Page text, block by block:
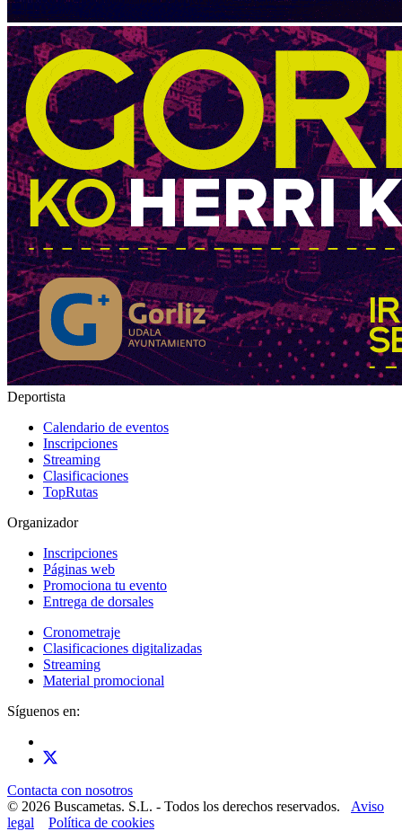
Deportista
Calendario de eventos
Inscripciones
Streaming
Clasificaciones
TopRutas
Organizador
Inscripciones
Páginas web
Promociona tu evento
Entrega de dorsales
Cronometraje
Clasificaciones digitalizadas
Streaming
Material promocional
Síguenos en:
Contacta con nosotros
© 2026 Buscametas. S.L. - Todos los derechos reservados. Aviso
legal
Política de cookies